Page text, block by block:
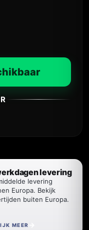
levering
levering
Europa. Bekijk
buiten Europa.
MEER